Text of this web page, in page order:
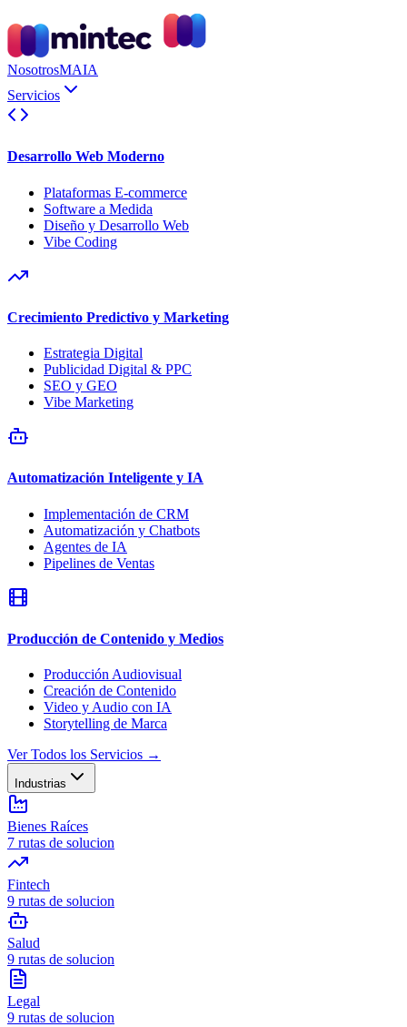
NosotrosMAIA
Servicios
Desarrollo Web Moderno
Plataformas E-commerce
Software a Medida
Diseño y Desarrollo Web
Vibe Coding
Crecimiento Predictivo y Marketing
Estrategia Digital
Publicidad Digital & PPC
SEO y GEO
Vibe Marketing
Automatización Inteligente y IA
Implementación de CRM
Automatización y Chatbots
Agentes de IA
Pipelines de Ventas
Producción de Contenido y Medios
Producción Audiovisual
Creación de Contenido
Video y Audio con IA
Storytelling de Marca
Ver Todos los Servicios →
Industrias
Bienes Raíces
7 rutas de solucion
Fintech
9 rutas de solucion
Salud
9 rutas de solucion
Legal
9 rutas de solucion